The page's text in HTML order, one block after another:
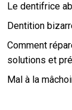
Le dentifrice
Dentition
Comment
solutions et
Mal à la